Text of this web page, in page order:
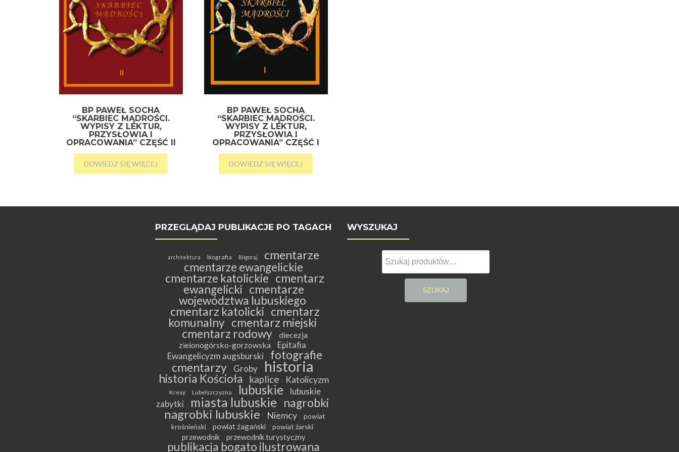
BP PAWEŁ SOCHA
“SKARBIEC MĄDROŚCI.
WYPISY Z LEKTUR,
PRZYSŁOWIA I
OPRACOWANIA” CZĘŚĆ II
DOWIEDZ SIĘ WIĘCEJ
BP PAWEŁ SOCHA
“SKARBIEC MĄDROŚCI.
WYPISY Z LEKTUR,
PRZYSŁOWIA I
OPRACOWANIA” CZĘŚĆ I
DOWIEDZ SIĘ WIĘCEJ
PRZEGLĄDAJ PUBLIKACJE PO TAGACH
architektura biografia Biłgoraj
cmentarze
cmentarze ewangelickie
cmentarze katolickie cmentarz
ewangelicki cmentarze
województwa lubuskiego
cmentarz katolicki cmentarz
komunalny cmentarz miejski
cmentarz rodowy
diecezja
zielonogórsko-gorzowska
Epitafia
Ewangelicyzm augsburski
fotografie
cmentarzy
Groby historia
historia Kościoła kaplice Katolicyzm
Kresy Lubelszczyzna lubuskie
lubuskie
zabytki
miasta lubuskie nagrobki
nagrobki lubuskie Niemcy
powiat
krośnieński
powiat żagański powiat żarski
przewodnik przewodnik turystyczny
publikacja bogato ilustrowana
WYSZUKAJ
Szukaj:
SZUKAJ